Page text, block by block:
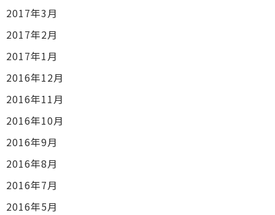
2017年3月
2017年2月
2017年1月
2016年12月
2016年11月
2016年10月
2016年9月
2016年8月
2016年7月
2016年5月